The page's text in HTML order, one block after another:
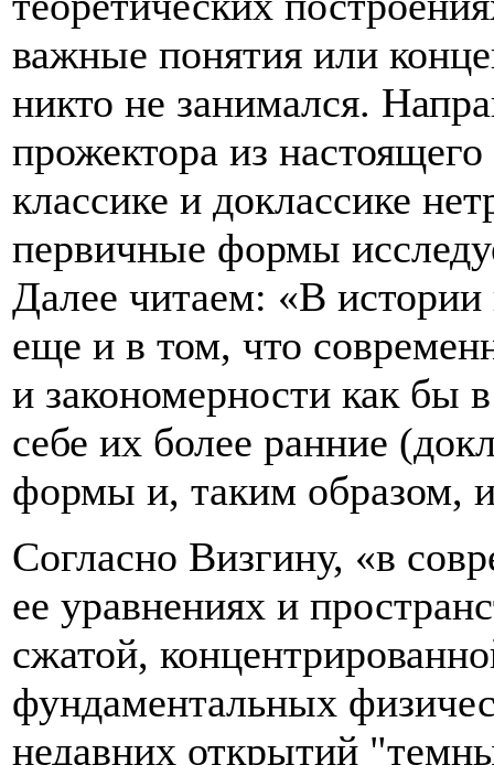
важные понятия или
никто не занимался.
прожектора из
классике и доклассике
первичные формы
Далее читаем: «В истории
еще и в том, что
и закономерности как бы
себе их более ранние
формы и, таким образом,
Согласно Визгину, «в
ее уравнениях и
сжатой,
фундаментальных
недавних открытий